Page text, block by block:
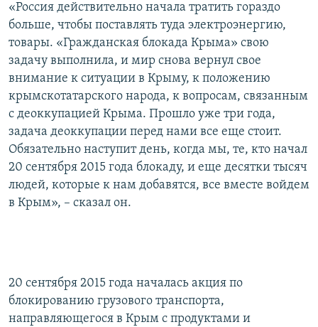
«Россия действительно начала тратить гораздо
больше, чтобы поставлять туда электроэнергию,
товары. «Гражданская блокада Крыма» свою
задачу выполнила, и мир снова вернул свое
внимание к ситуации в Крыму, к положению
крымскотатарского народа, к вопросам, связанным
с деоккупацией Крыма. Прошло уже три года,
задача деоккупации перед нами все еще стоит.
Обязательно наступит день, когда мы, те, кто начал
20 сентября 2015 года блокаду, и еще десятки тысяч
людей, которые к нам добавятся, все вместе войдем
в Крым», – сказал он.
20 сентября 2015 года началась акция по
блокированию грузового транспорта,
направляющегося в Крым с продуктами и